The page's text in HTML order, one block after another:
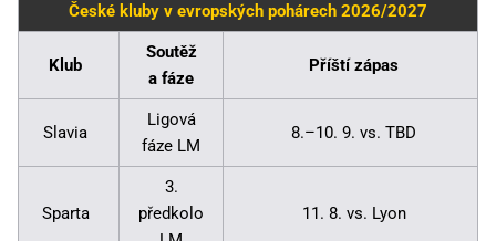
České kluby v evropských pohárech 2026/2027
Klub
Soutěž
a fáze
Příští zápas
Slavia
Ligová
fáze LM
8.–10. 9. vs. TBD
Sparta
3.
předkolo
11. 8. vs. Lyon